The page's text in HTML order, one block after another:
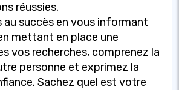
réussies.
au succès en vous informant
mettant en place une
vos recherches, comprenez la
personne et exprimez la
Sachez quel est votre